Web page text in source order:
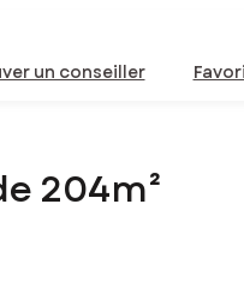
un conseiller
204m²